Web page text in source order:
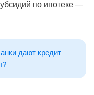
по ипотеке —
дают кредит